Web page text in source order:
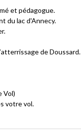
et pédagogue.
du lac d'Annecy.
de Doussard.
Vol)
votre vol.